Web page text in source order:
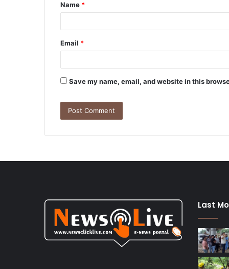
*
Name *
Email *
Save my name, email, and website in this
Last